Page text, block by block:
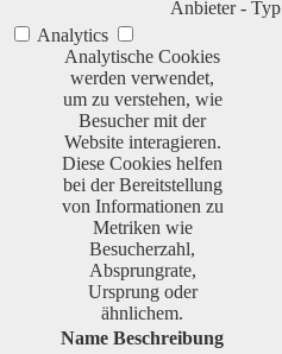
Anbieter - Typ
Analytics
Analytische Cookies
werden verwendet,
um zu verstehen, wie
Besucher mit der
Website interagieren.
Diese Cookies helfen
bei der Bereitstellung
von Informationen zu
Metriken wie
Besucherzahl,
Absprungrate,
Ursprung oder
ähnlichem.
Name Beschreibung